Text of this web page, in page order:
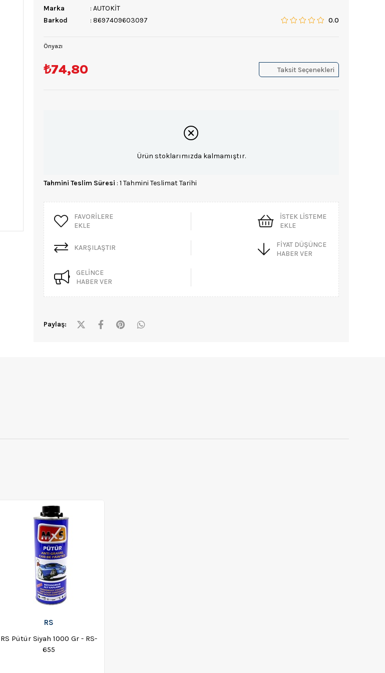
Marka
: AUTOKİT
Barkod
: 8697409603097 0.0
Önyazı
₺74,80 Taksit Seçenekleri
Ürün stoklarımızda kalmamıştır.
Tahmini Teslim Süresi : 1 Tahmini Teslimat Tarihi
FAVORILERE
EKLE
İSTEK LISTEME
EKLE
KARŞILAŞTIR
FIYAT DÜŞÜNCE
HABER VER
GELINCE
HABER VER
Paylaş:
RS
RS Pütür Siyah 1000 Gr - RS-
655